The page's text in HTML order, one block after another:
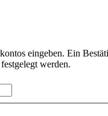
eingeben. Ein
werden.